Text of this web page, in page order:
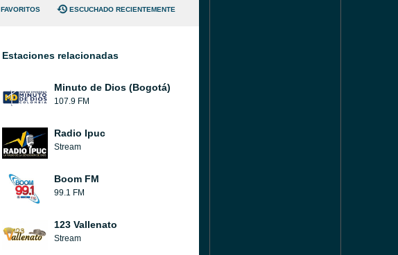
FAVORITOS ESCUCHADO RECIENTEMENTE
Estaciones relacionadas
Minuto de Dios (Bogotá)
107.9 FM
Radio Ipuc
Stream
Boom FM
99.1 FM
123 Vallenato
Stream